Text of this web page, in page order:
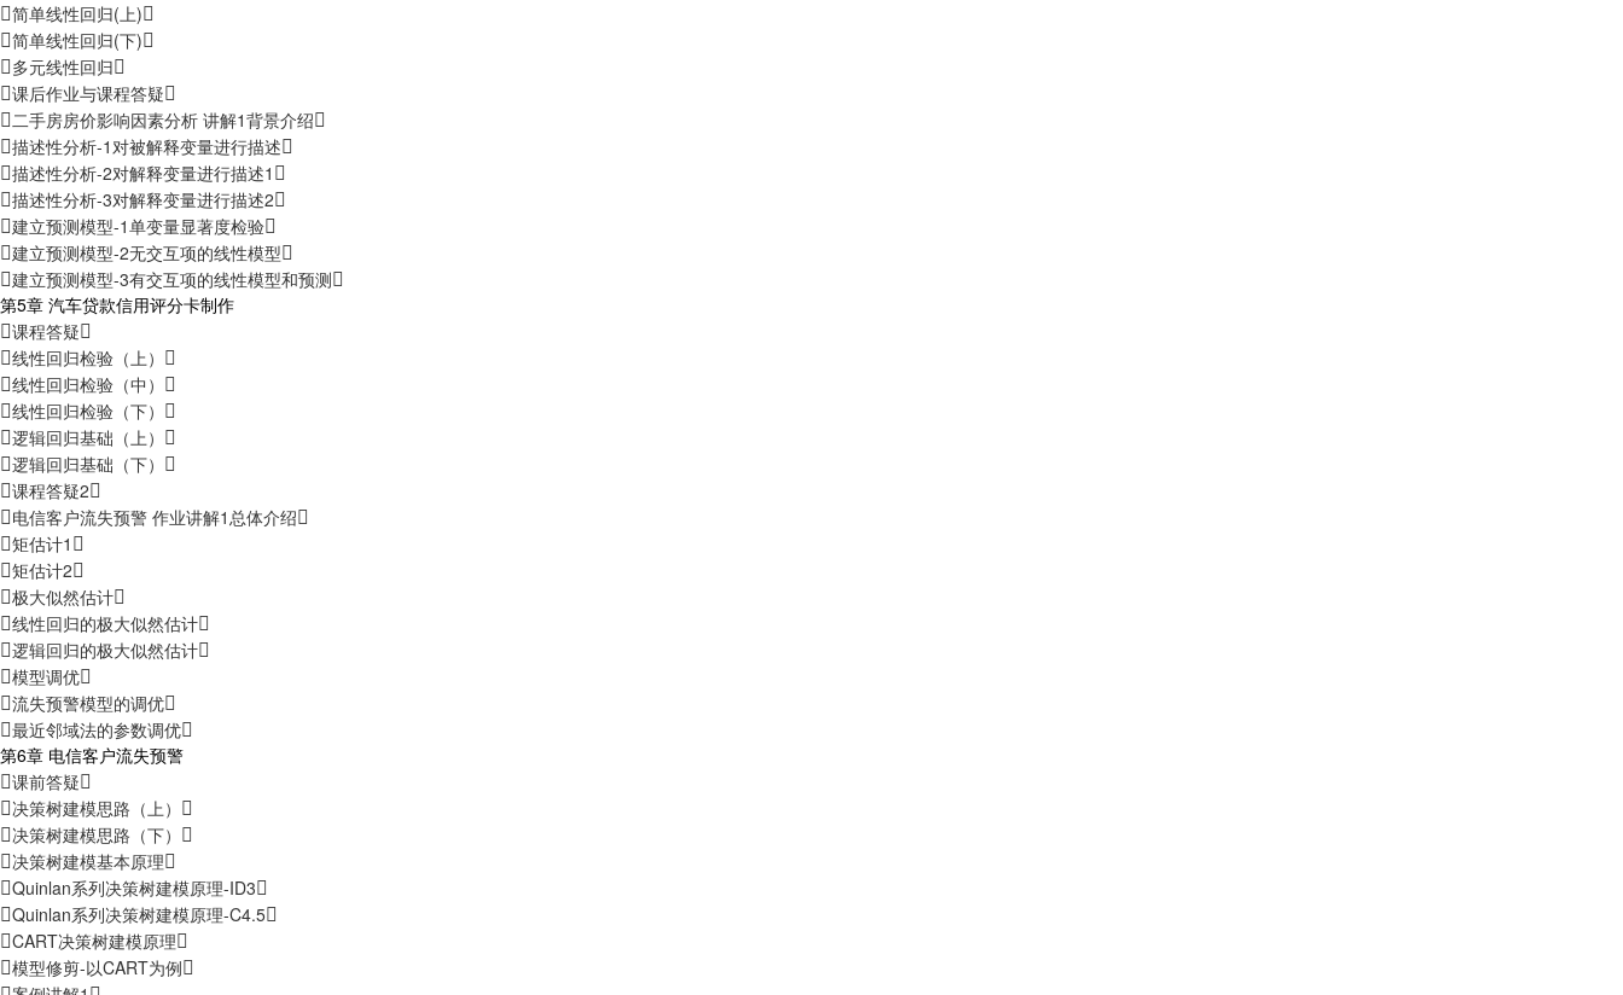
简单线性回归(上)
简单线性回归(下)
多元线性回归
课后作业与课程答疑
二手房房价影响因素分析 讲解1背景介绍
描述性分析-1对被解释变量进行描述
描述性分析-2对解释变量进行描述1
描述性分析-3对解释变量进行描述2
建立预测模型-1单变量显著度检验
建立预测模型-2无交互项的线性模型
建立预测模型-3有交互项的线性模型和预测
第5章 汽车贷款信用评分卡制作
课程答疑
线性回归检验（上）
线性回归检验（中）
线性回归检验（下）
逻辑回归基础（上）
逻辑回归基础（下）
课程答疑2
电信客户流失预警 作业讲解1总体介绍
矩估计1
矩估计2
极大似然估计
线性回归的极大似然估计
逻辑回归的极大似然估计
模型调优
流失预警模型的调优
最近邻域法的参数调优
第6章 电信客户流失预警
课前答疑
决策树建模思路（上）
决策树建模思路（下）
决策树建模基本原理
Quinlan系列决策树建模原理-ID3
Quinlan系列决策树建模原理-C4.5
CART决策树建模原理
模型修剪-以CART为例